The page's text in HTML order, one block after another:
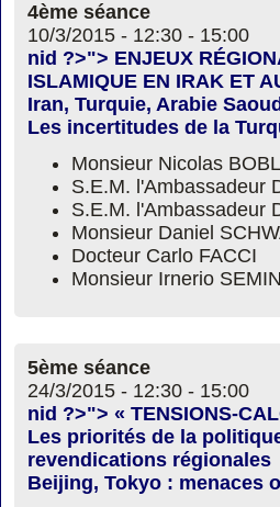
4ème séance
10/3/2015 - 12:30 - 15:00
nid ?>"> ENJEUX
ISLAMIQUE EN IRAK ET
Iran, Turquie, Arabie
Les incertitudes de la
Monsieur Nicolas
S.E.M. l'Ambassadeur
S.E.M. l'Ambassadeur
Monsieur Daniel
Docteur Carlo FACCI
Monsieur Irnerio
5ème séance
24/3/2015 - 12:30 - 15:00
nid ?>"> « TENSIONS-
Les priorités de la
revendications régionales
Beijing, Tokyo : menaces